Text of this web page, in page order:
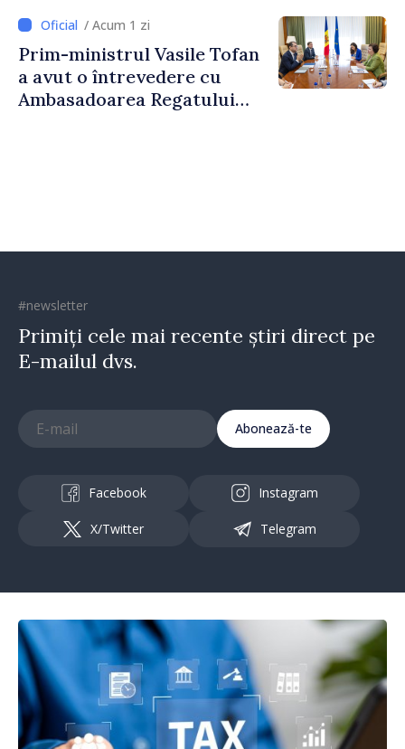
2027
/ Acum 1 zi
Prim-ministrul Vasile Tofan
a avut o întrevedere cu
Ambasadoarea Regatului
#newsletter
Primiți cele mai recente știri direct pe
E-mailul dvs.
Abonează-te
Facebook Instagram
X/Twitter Telegram